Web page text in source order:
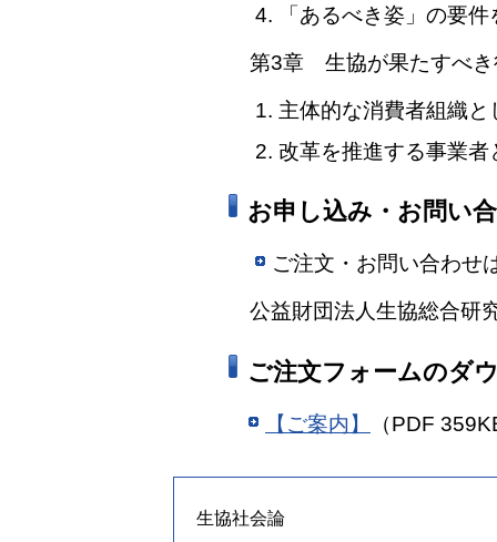
4. 「あるべき姿」の要
第3章 生協が果たすべき
1. 主体的な消費者組織と
2. 改革を推進する事業者
お申し込み・お問い
ご注文・お問い合わせ
公益財団法人生協総合研
ご注文フォームのダ
【ご案内】 （PDF
生協社会論